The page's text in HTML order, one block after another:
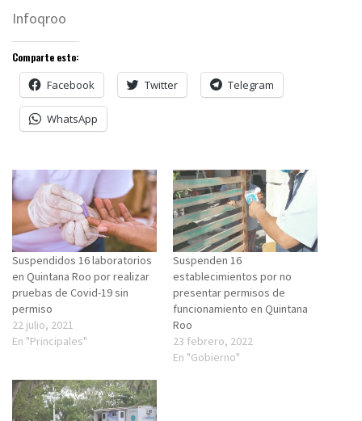
Infoqroo
Comparte esto:
Facebook Twitter Telegram
WhatsApp
Suspendidos 16 laboratorios
en Quintana Roo por realizar
pruebas de Covid-19 sin
permiso
22 julio, 2021
En "Principales"
Suspenden 16
establecimientos por no
presentar permisos de
funcionamiento en Quintana
Roo
23 febrero, 2022
En "Gobierno"